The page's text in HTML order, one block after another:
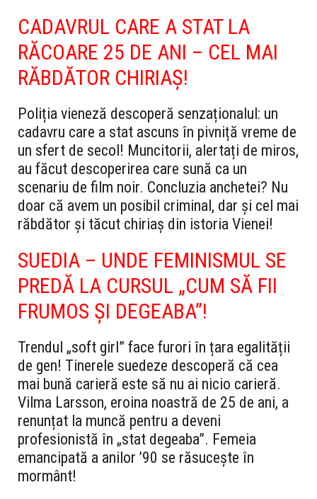
CADAVRUL CARE A STAT LA
RĂCOARE 25 DE ANI – CEL MAI
RĂBDĂTOR CHIRIAȘ!
Poliția vieneză descoperă senzaționalul: un
cadavru care a stat ascuns în pivniță vreme de
un sfert de secol! Muncitorii, alertați de miros,
au făcut descoperirea care sună ca un
scenariu de film noir. Concluzia anchetei? Nu
doar că avem un posibil criminal, dar și cel mai
răbdător și tăcut chiriaș din istoria Vienei!
SUEDIA – UNDE FEMINISMUL SE
PREDĂ LA CURSUL „CUM SĂ FII
FRUMOS ȘI DEGEABA”!
Trendul „soft girl” face furori în țara egalității
de gen! Tinerele suedeze descoperă că cea
mai bună carieră este să nu ai nicio carieră.
Vilma Larsson, eroina noastră de 25 de ani, a
renunțat la muncă pentru a deveni
profesionistă în „stat degeaba”. Femeia
emancipată a anilor ’90 se răsuceşte în
mormânt!